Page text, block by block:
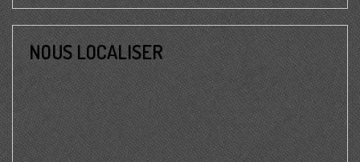
NOUS LOCALISER